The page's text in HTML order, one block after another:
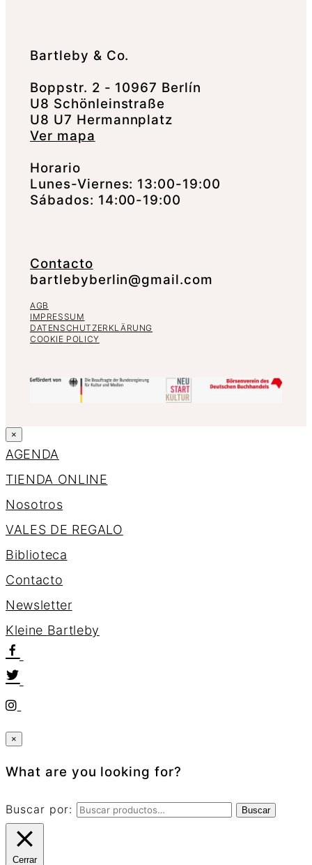
Bartleby & Co.
Boppstr. 2 - 10967 Berlín
U8 Schönleinstraße
U8 U7 Hermannplatz
Ver mapa
Horario
Lunes-Viernes: 13:00-19:00
Sábados: 14:00-19:00
Contacto
bartlebyberlin@gmail.com
AGB
IMPRESSUM
DATENSCHUTZERKLÄRUNG
COOKIE POLICY
×
AGENDA
TIENDA ONLINE
Nosotros
VALES DE REGALO
Biblioteca
Contacto
Newsletter
Kleine Bartleby
×
What are you looking for?
Buscar por: Buscar
Cerrar